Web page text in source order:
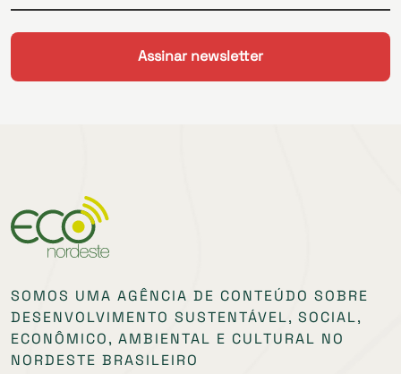
SOMOS UMA AGÊNCIA DE CONTEÚDO SOBRE
DESENVOLVIMENTO SUSTENTÁVEL, SOCIAL,
ECONÔMICO, AMBIENTAL E CULTURAL NO
NORDESTE BRASILEIRO